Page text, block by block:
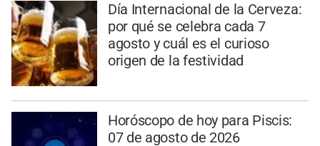
Día Internacional de la Cerveza:
por qué se celebra cada 7
agosto y cuál es el curioso
origen de la festividad
Horóscopo de hoy para Piscis:
07 de agosto de 2026